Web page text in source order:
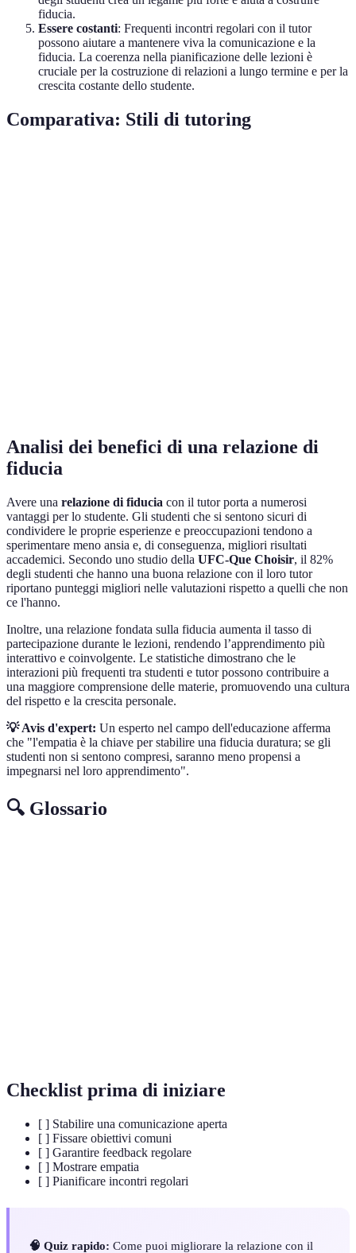
fiducia.
Essere costanti: Frequenti incontri regolari con il tutor
possono aiutare a mantenere viva la comunicazione e la
fiducia. La coerenza nella pianificazione delle lezioni è
cruciale per la costruzione di relazioni a lungo termine e per la
crescita costante dello studente.
Comparativa: Stili di tutoring
Analisi dei benefici di una relazione di
fiducia
Avere una relazione di fiducia con il tutor porta a numerosi
vantaggi per lo studente. Gli studenti che si sentono sicuri di
condividere le proprie esperienze e preoccupazioni tendono a
sperimentare meno ansia e, di conseguenza, migliori risultati
accademici. Secondo uno studio della UFC-Que Choisir, il 82%
degli studenti che hanno una buona relazione con il loro tutor
riportano punteggi migliori nelle valutazioni rispetto a quelli che non
ce l'hanno.
Inoltre, una relazione fondata sulla fiducia aumenta il tasso di
partecipazione durante le lezioni, rendendo l’apprendimento più
interattivo e coinvolgente. Le statistiche dimostrano che le
interazioni più frequenti tra studenti e tutor possono contribuire a
una maggiore comprensione delle materie, promuovendo una cultura
del rispetto e la crescita personale.
💡 Avis d'expert: Un esperto nel campo dell'educazione afferma
che "l'empatia è la chiave per stabilire una fiducia duratura; se gli
studenti non si sentono compresi, saranno meno propensi a
impegnarsi nel loro apprendimento".
🔍 Glossario
Checklist prima di iniziare
[ ] Stabilire una comunicazione aperta
[ ] Fissare obiettivi comuni
[ ] Garantire feedback regolare
[ ] Mostrare empatia
[ ] Pianificare incontri regolari
🧠 Quiz rapido: Come puoi migliorare la relazione con il